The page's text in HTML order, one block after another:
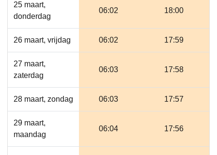
25 maart,
donderdag
06:02 18:00
26 maart, vrijdag 06:02 17:59
27 maart,
zaterdag
06:03 17:58
28 maart, zondag 06:03 17:57
29 maart,
maandag
06:04 17:56